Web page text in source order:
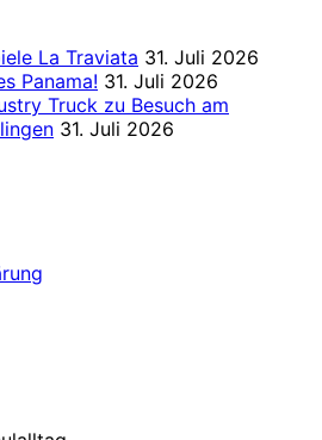
La Traviata 31. Juli 2026
Panama! 31. Juli 2026
Truck zu Besuch am
31. Juli 2026